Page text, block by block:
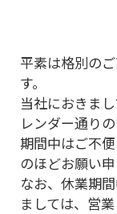
平素は格別の
す。
当社におきま
レンダー通り
期間中はご不
のほどお願い申
なお、休業期
ましては、営